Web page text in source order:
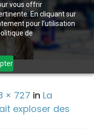
vous offrir
En cliquant sur
pour l’utilisation
de
× 727 in La
exploser des